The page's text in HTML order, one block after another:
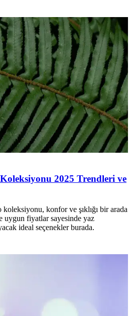
2025 Trendleri ve
konfor ve şıklığı bir arada
uygun fiyatlar sayesinde yaz
ideal seçenekler burada.